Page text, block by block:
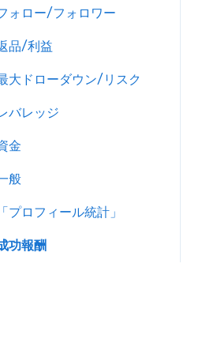
ォロー/フォロワー
品/利益
大ドローダウン/リスク
バレッジ
金
般
「プロフィール統計」
功報酬